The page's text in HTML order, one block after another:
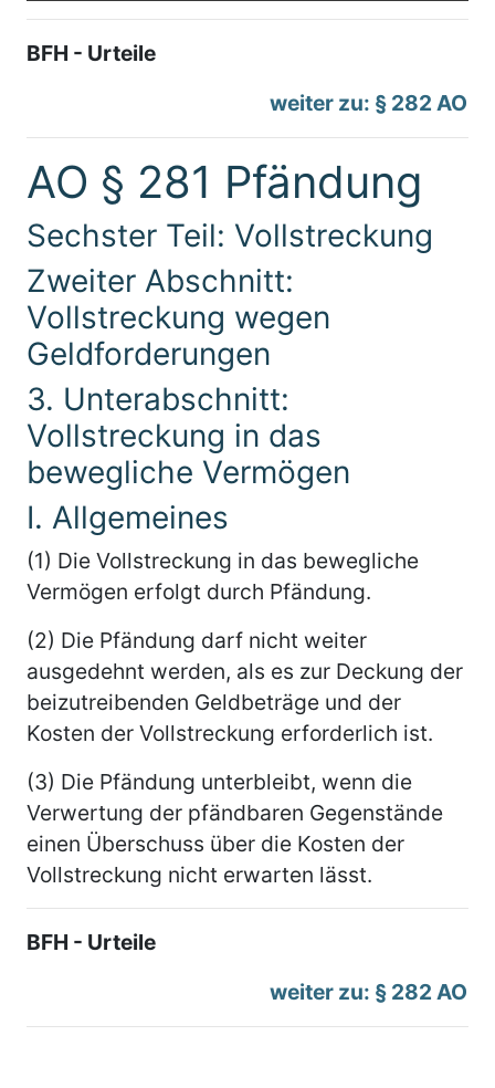
BFH - Urteile
weiter zu: § 282 AO
AO § 281 Pfändung
Sechster Teil: Vollstreckung
Zweiter Abschnitt:
Vollstreckung wegen
Geldforderungen
3. Unterabschnitt:
Vollstreckung in das
bewegliche Vermögen
I. Allgemeines
(1) Die Vollstreckung in das bewegliche
Vermögen erfolgt durch Pfändung.
(2) Die Pfändung darf nicht weiter
ausgedehnt werden, als es zur Deckung der
beizutreibenden Geldbeträge und der
Kosten der Vollstreckung erforderlich ist.
(3) Die Pfändung unterbleibt, wenn die
Verwertung der pfändbaren Gegenstände
einen Überschuss über die Kosten der
Vollstreckung nicht erwarten lässt.
BFH - Urteile
weiter zu: § 282 AO